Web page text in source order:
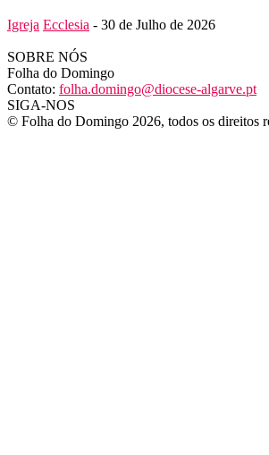
Igreja Ecclesia - 30 de Julho de 2026
SOBRE NÓS
Folha do Domingo
Contato: folha.domingo@diocese-algarve.pt
SIGA-NOS
© Folha do Domingo 2026, todos os direitos